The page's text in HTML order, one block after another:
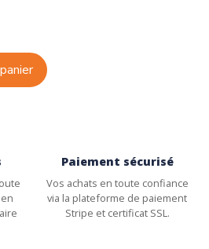
Paiement sécurisé
Vos achats en toute confiance
via la plateforme de paiement
Stripe et certificat SSL.